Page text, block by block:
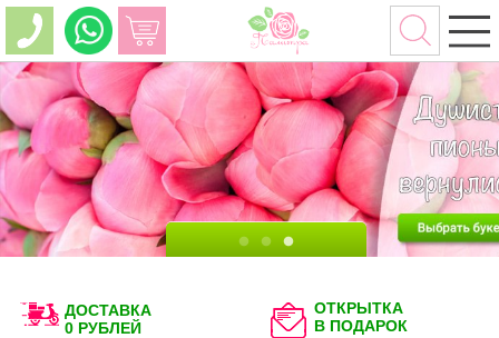
ДОСТАВКА
0 РУБЛЕЙ
ОТКРЫТКА
В ПОДАРОК